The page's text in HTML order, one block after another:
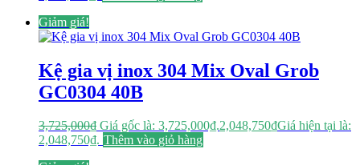
Giảm giá!
Kệ gia vị inox 304 Mix Oval Grob
GC0304 40B
3,725,000₫ Giá gốc là: 3,725,000₫.2,048,750₫Giá hiện tại là:
2,048,750₫. Thêm vào giỏ hàng